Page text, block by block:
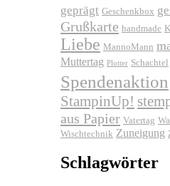
geprägt Geschenkbox
Grußkarte handmade
Liebe MannoMann
Muttertag Plotter Schachtel
Spendenaktion
StampinUp!
aus Papier Vatertag
Wischtechnik Zuneigung
Schlagwörter